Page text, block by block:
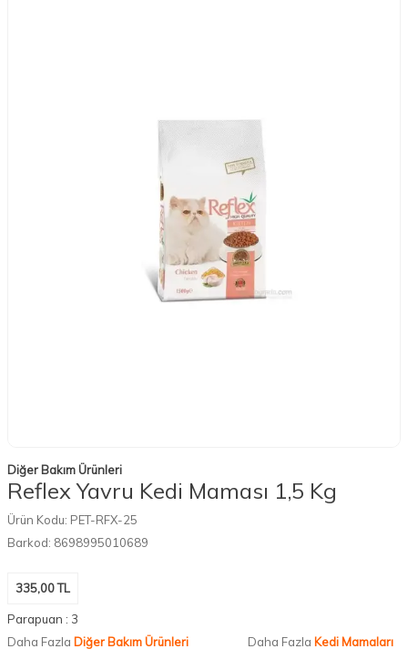
Diğer Bakım Ürünleri
Reflex Yavru Kedi Maması 1,5 Kg
Ürün Kodu: PET-RFX-25
Barkod: 8698995010689
335,00TL
Parapuan : 3
Daha Fazla Diğer Bakım Ürünleri Daha Fazla Kedi Mamaları